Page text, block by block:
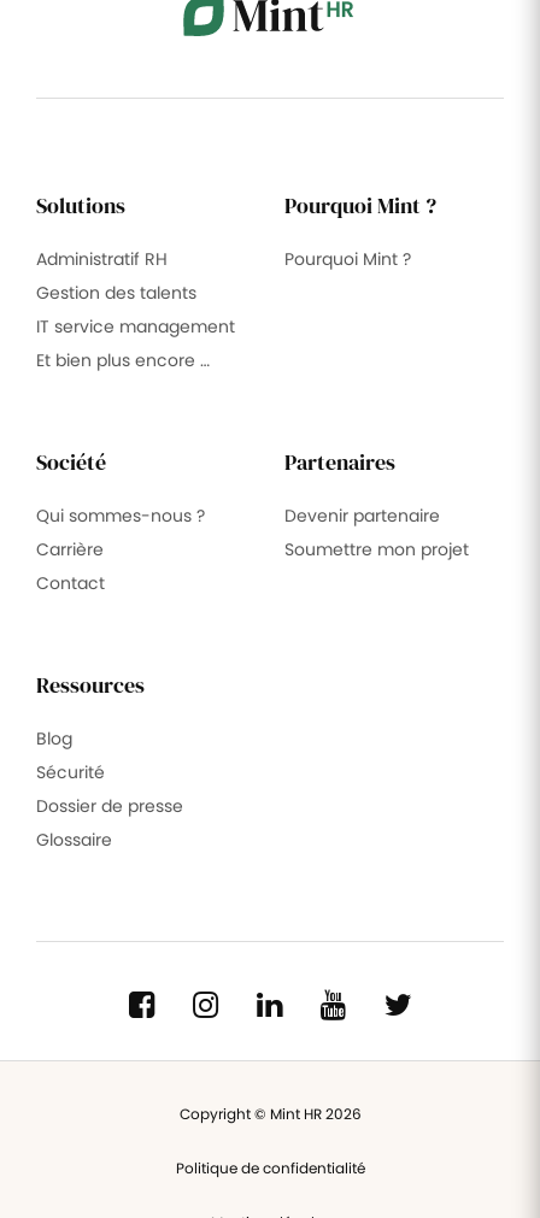
Solutions
Administratif RH
Gestion des talents
IT service management
Et bien plus encore …
Pourquoi Mint ?
Pourquoi Mint ?
Société
Qui sommes-nous ?
Carrière
Contact
Partenaires
Devenir partenaire
Soumettre mon projet
Ressources
Blog
Sécurité
Dossier de presse
Glossaire
Copyright © Mint HR 2026
Politique de confidentialité